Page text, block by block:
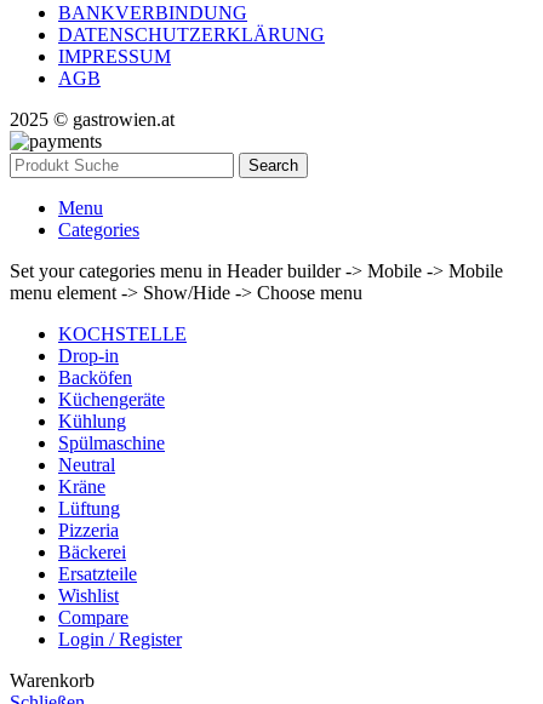
BANKVERBINDUNG
DATENSCHUTZERKLÄRUNG
IMPRESSUM
AGB
2025 © gastrowien.at
Search
Menu
Categories
Set your categories menu in Header builder -> Mobile -> Mobile
menu element -> Show/Hide -> Choose menu
KOCHSTELLE
Drop-in
Backöfen
Küchengeräte
Kühlung
Spülmaschine
Neutral
Kräne
Lüftung
Pizzeria
Bäckerei
Ersatzteile
Wishlist
Compare
Login / Register
Warenkorb